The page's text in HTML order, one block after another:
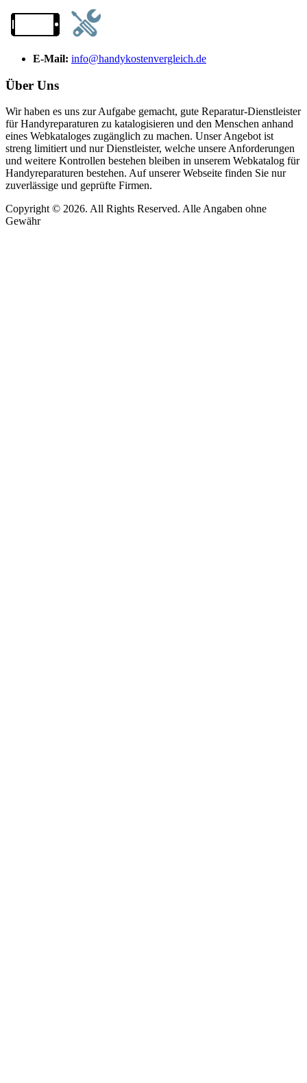
E-Mail: info@handykostenvergleich.de
Über Uns
Wir haben es uns zur Aufgabe gemacht, gute Reparatur-Dienstleister
für Handyreparaturen zu katalogisieren und den Menschen anhand
eines Webkataloges zugänglich zu machen. Unser Angebot ist
streng limitiert und nur Dienstleister, welche unsere Anforderungen
und weitere Kontrollen bestehen bleiben in unserem Webkatalog für
Handyreparaturen bestehen. Auf unserer Webseite finden Sie nur
zuverlässige und geprüfte Firmen.
Copyright © 2026. All Rights Reserved. Alle Angaben ohne
Gewähr